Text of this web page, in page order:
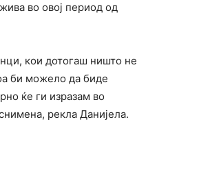
во овој период од
кои дотогаш ништо не
би можело да биде
ќе ги изразам во
рекла Данијела.